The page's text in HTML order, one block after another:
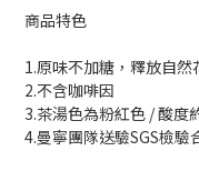
商品特色
1.原味不加糖，釋放自然
2.不含咖啡因
3.茶湯色為粉紅色 / 酸
4.曼寧團隊送驗SGS檢驗